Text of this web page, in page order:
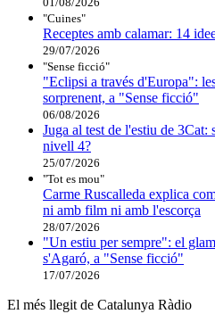
"Cuines"
Receptes amb calamar: 14
29/07/2026
"Sense ficció"
"Eclipsi a través d'Europa":
sorprenent, a "Sense ficció"
06/08/2026
Juga al test de l'estiu de 3Cat:
nivell 4?
25/07/2026
"Tot es mou"
Carme Ruscalleda explica
ni amb film ni amb l'escorça
28/07/2026
"Un estiu per sempre": el
s'Agaró, a "Sense ficció"
17/07/2026
El més llegit de Catalunya Ràdio